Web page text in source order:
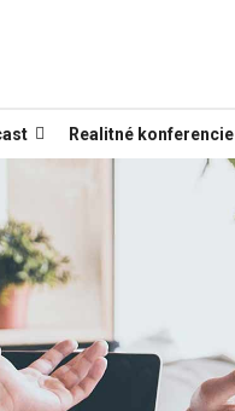
Realitné konferencie